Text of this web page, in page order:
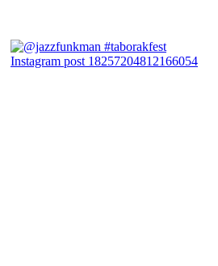
Instagram post 18257204812166054